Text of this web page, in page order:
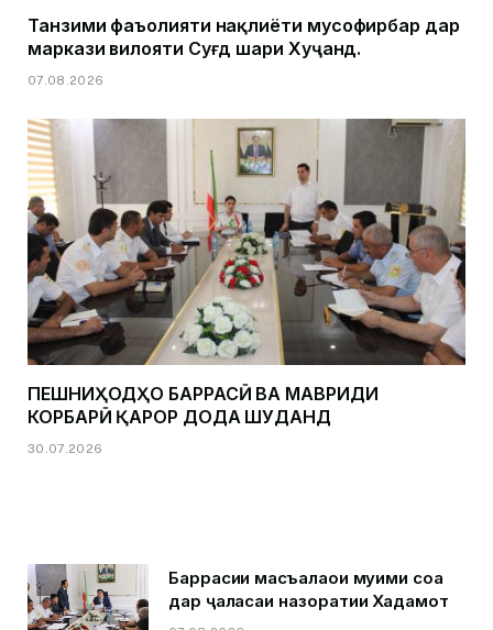
Танзими фаъолияти нақлиёти мусофирбар дар
маркази вилояти Суғд шаҳри Хуҷанд.
07.08.2026
ПЕШНИҲОДҲО БАРРАСӢ ВА МАВРИДИ
КОРБАРӢ ҚАРОР ДОДА ШУДАНД
30.07.2026
Баррасии масъалаҳои муҳими соҳа
дар ҷаласаи назоратии Хадамот